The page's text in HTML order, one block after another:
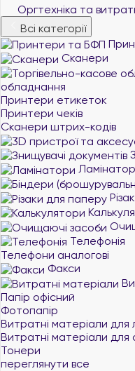
Оргтехніка та
Всі категорії
Сканери
обладнання
Принтери етикеток
Принтери чеків
Сканери штрих-кодів
Телефонія
Телефони аналогові
Факси
Папір офісний
Фотопапір
Витратні матеріали для
Витратні матеріали для
Тонери
переглянути все